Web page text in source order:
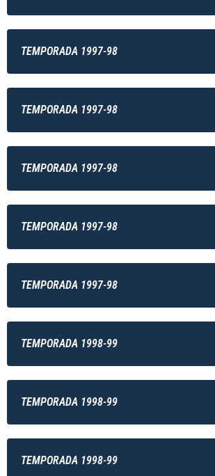
TEMPORADA 1997-98
TEMPORADA 1997-98
TEMPORADA 1997-98
TEMPORADA 1997-98
TEMPORADA 1997-98
TEMPORADA 1998-99
TEMPORADA 1998-99
TEMPORADA 1998-99